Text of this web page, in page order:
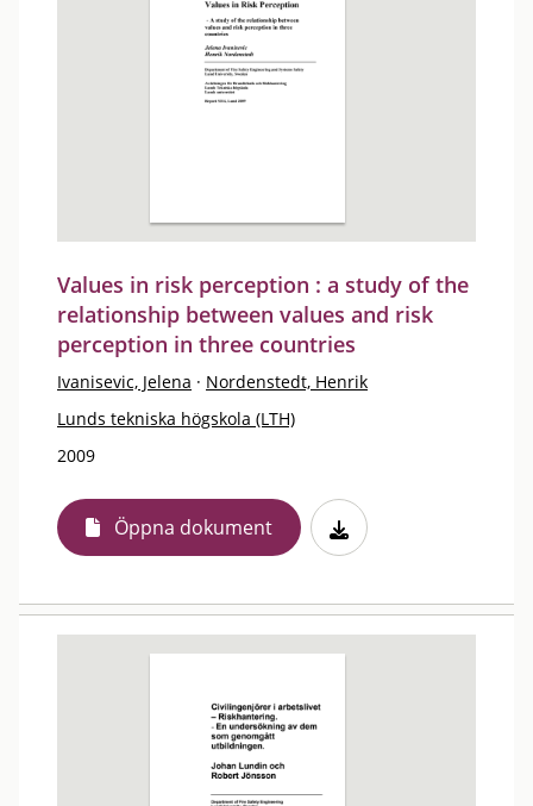
Values in risk perception : a study of the
relationship between values and risk
perception in three countries
Ivanisevic, Jelena · Nordenstedt, Henrik
Lunds tekniska högskola (LTH)
2009
Öppna dokument